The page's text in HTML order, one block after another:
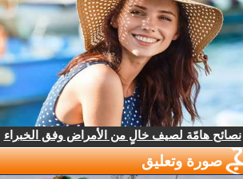
نصائح هامّة لصيف خالٍ من الأمراض وفق الخبراء
صورة وتعليق